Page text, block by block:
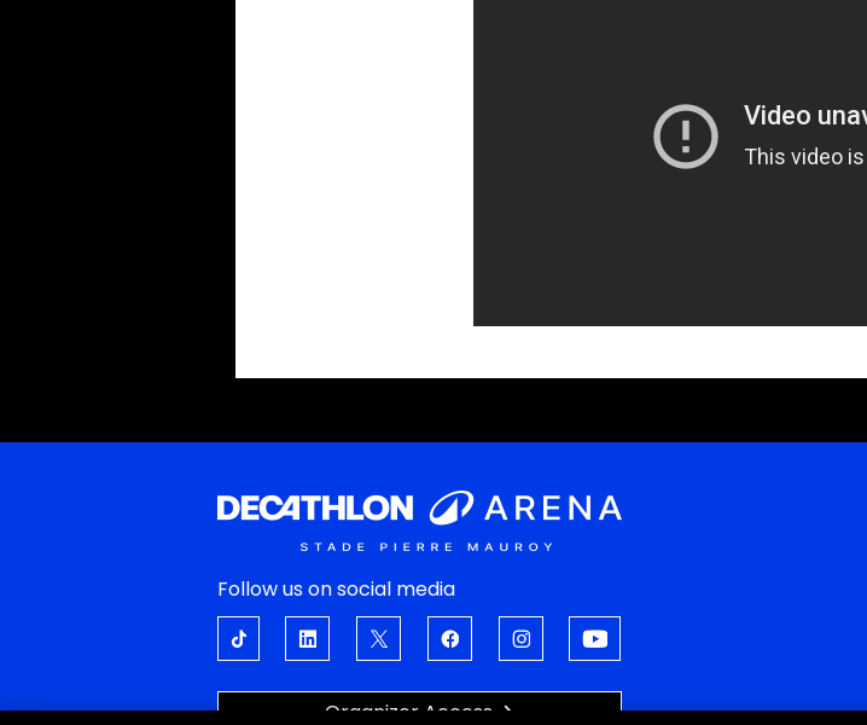
Follow us on social media
Organizer Access